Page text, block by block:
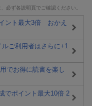
必ず各説明頁でご確認ください。
ント最大3倍 おかえ
ご利用者はさらに+1
でお得に読書を楽し
でポイント最大10倍 2